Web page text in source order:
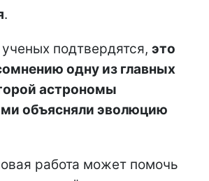
.
подтвердятся, это
одну из главных
астрономы
объясняли эволюцию
работа может помочь